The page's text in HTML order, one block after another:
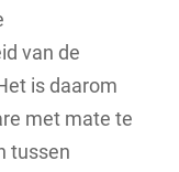
van de
is daarom
met mate te
tussen